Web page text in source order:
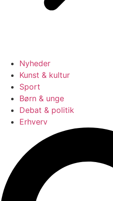
Nyheder
Kunst & kultur
Sport
Børn & unge
Debat & politik
Erhverv